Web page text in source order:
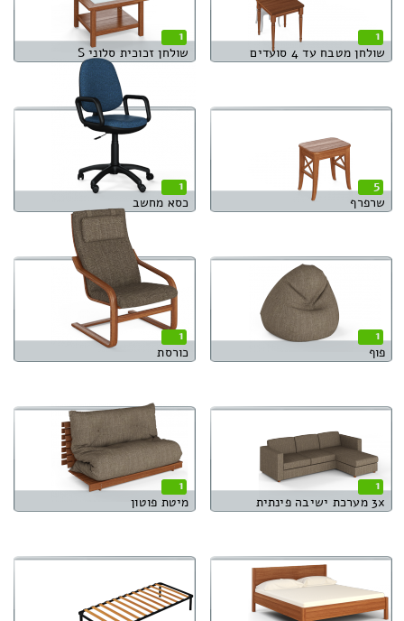
1
שולחן מטבח עד 4 סועדים
1
שולחן זכוכית סלוני S
5
שרפרף
1
כסא מחשב
1
פוף
1
כורסת
1
3x מערכת ישיבה פינתית
1
מיטת פוטון